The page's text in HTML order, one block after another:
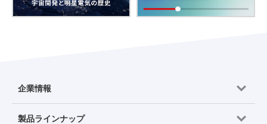
企業情報
製品ラインナップ